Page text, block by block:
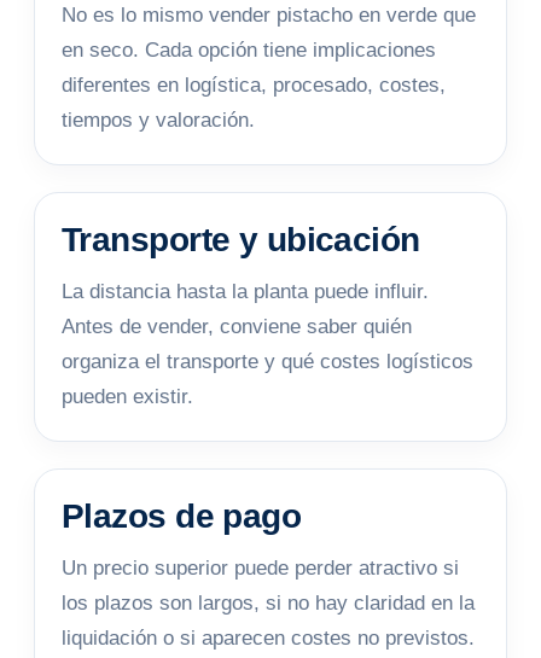
No es lo mismo vender pistacho en verde que
en seco. Cada opción tiene implicaciones
diferentes en logística, procesado, costes,
tiempos y valoración.
Transporte y ubicación
La distancia hasta la planta puede influir.
Antes de vender, conviene saber quién
organiza el transporte y qué costes logísticos
pueden existir.
Plazos de pago
Un precio superior puede perder atractivo si
los plazos son largos, si no hay claridad en la
liquidación o si aparecen costes no previstos.